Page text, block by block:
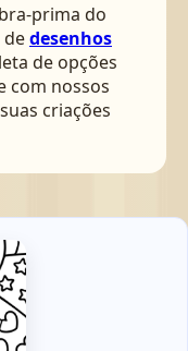
prima do
dedesenhos
de opções
com nossos
criações